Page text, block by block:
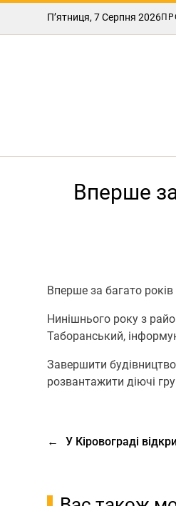
П’ятниця, 7 Серпня 2026
Вперше
Вперше за багато
Нинішнього року з
Таборанський,
Завершити
розвантажити діючі
← У Кіровограді